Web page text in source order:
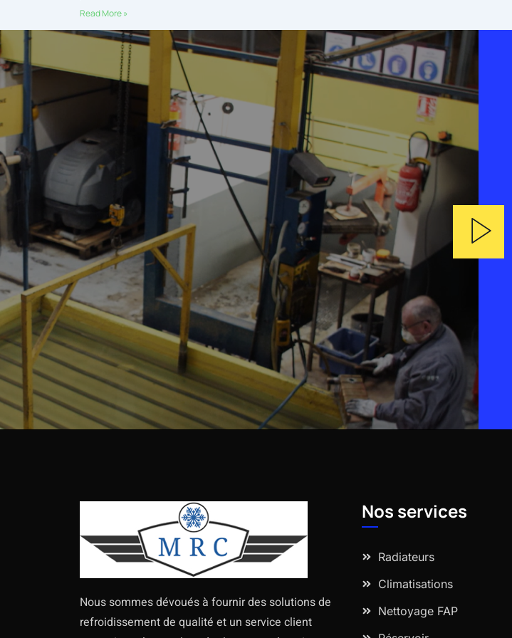
Read More »
Nous sommes dévoués à fournir des solutions de
refroidissement de qualité et un service client
Nos services
Radiateurs
Climatisations
Nettoyage FAP